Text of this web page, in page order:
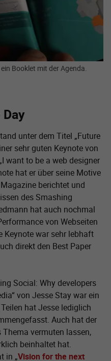
Booklet mit der Agenda.
unter dem Titel „Future
sehr guten Keynote von
want to be a web designer
hat er über seine Motive
berichtet und
des Smashing
hat auch nochmal
von Webseiten
Keynote war sehr lebhaft
direkt den Best Paper
Social: Why developers
von Jesse Stay war ein
hat Jesse lediglich
Auch hat der
vermuten lassen,
beinhaltet hat.
in „Vision for the next